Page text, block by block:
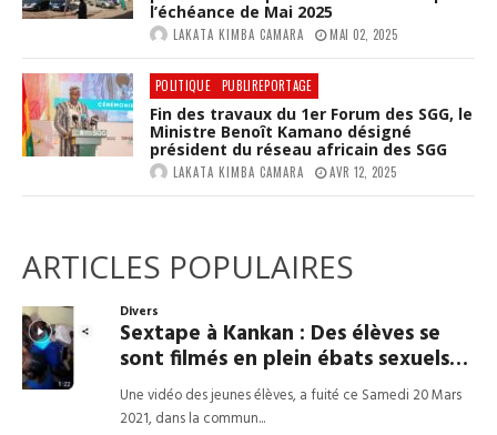
l’échéance de Mai 2025
LAKATA KIMBA CAMARA MAI 02, 2025
POLITIQUE PUBLIREPORTAGE
Fin des travaux du 1er Forum des SGG, le
Ministre Benoît Kamano désigné
président du réseau africain des SGG
LAKATA KIMBA CAMARA AVR 12, 2025
ARTICLES POPULAIRES